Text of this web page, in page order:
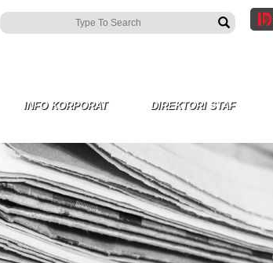
INFO KORPORAT DIREKTORI STAF